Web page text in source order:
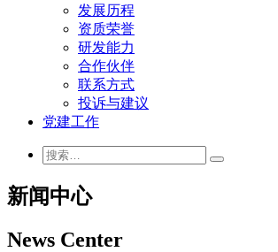
发展历程
资质荣誉
研发能力
合作伙伴
联系方式
投诉与建议
党建工作
新闻中心
News Center